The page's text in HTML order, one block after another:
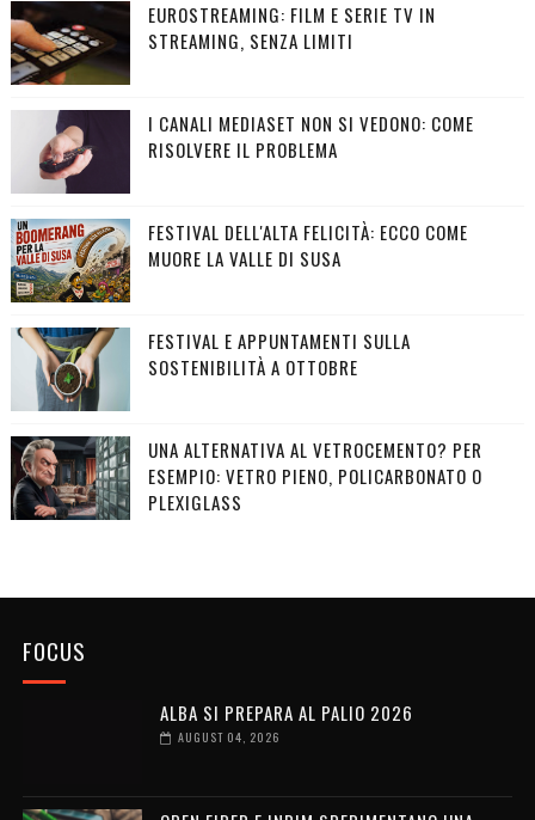
EUROSTREAMING: FILM E SERIE TV IN
STREAMING, SENZA LIMITI
I CANALI MEDIASET NON SI VEDONO: COME
RISOLVERE IL PROBLEMA
FESTIVAL DELL'ALTA FELICITÀ: ECCO COME
MUORE LA VALLE DI SUSA
FESTIVAL E APPUNTAMENTI SULLA
SOSTENIBILITÀ A OTTOBRE
UNA ALTERNATIVA AL VETROCEMENTO? PER
ESEMPIO: VETRO PIENO, POLICARBONATO O
PLEXIGLASS
FOCUS
ALBA SI PREPARA AL PALIO 2026
AUGUST 04, 2026